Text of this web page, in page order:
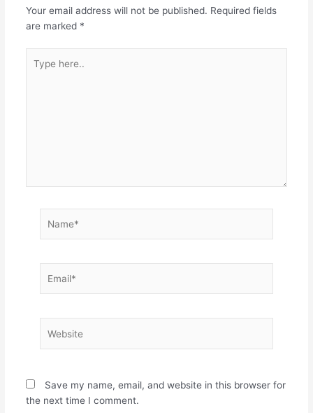
Your email address will not be published. Required fields
are marked *
here..
Save my name, email, and website in this browser for
the next time I comment.